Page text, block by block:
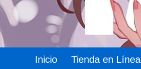
Inicio Tienda en Línea